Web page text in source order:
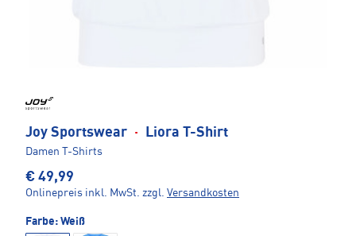
Joy Sportswear · Liora T-Shirt
Damen T-Shirts
€ 49,99
Onlinepreis inkl. MwSt. zzgl. Versandkosten
Farbe: Weiß